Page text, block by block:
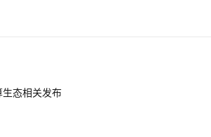
仿真
教你搭建生信分析高性能计算平台
(SCC)Tarjan算法
态相关发布